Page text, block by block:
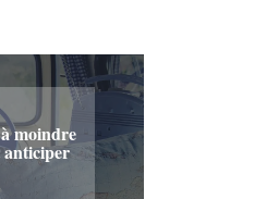
moindre
anticiper